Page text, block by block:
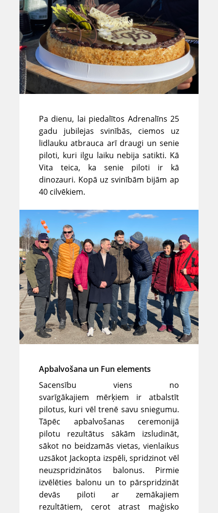
Pa dienu, lai piedalītos Adrenalīns 25
gadu jubilejas svinībās, ciemos uz
lidlauku atbrauca arī draugi un senie
piloti, kuri ilgu laiku nebija satikti. Kā
Vita teica, ka senie piloti ir kā
dinozauri. Kopā uz svinībām bijām ap
40 cilvēkiem.
Apbalvošana un Fun elements
Sacensību viens no
svarīgākajiem mērķiem ir atbalstīt
pilotus, kuri vēl trenē savu sniegumu.
Tāpēc apbalvošanas ceremonijā
pilotu rezultātus sākām izsludināt,
sākot no beidzamās vietas, vienlaikus
uzsākot Jackopta izspēli, spridzinot vēl
neuzspridzinātos balonus. Pirmie
izvēlēties balonu un to pārspridzināt
devās piloti ar zemākajiem
rezultātiem, cerot atrast maģisko